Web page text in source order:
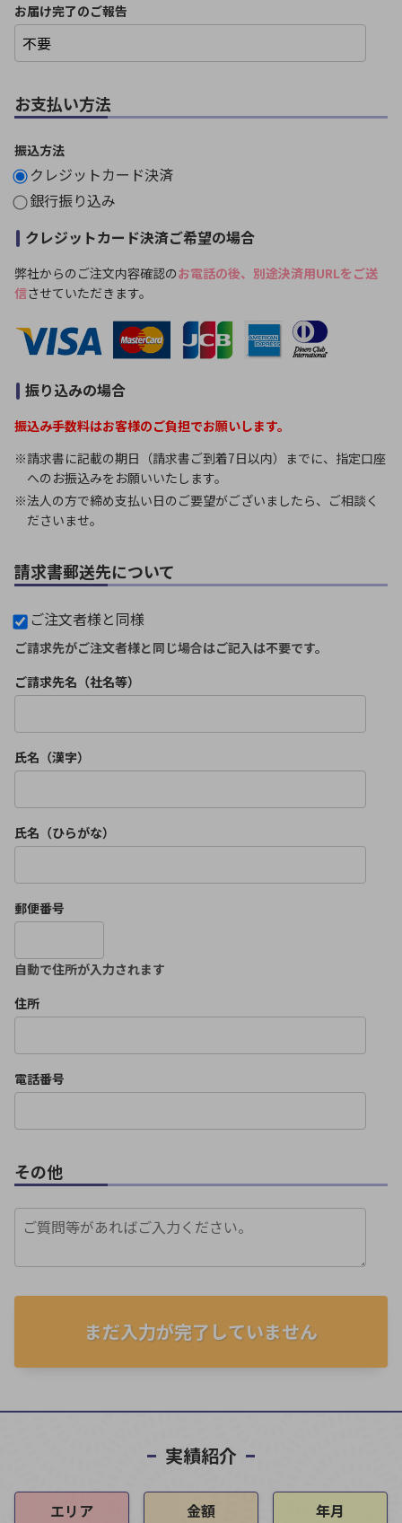
お届け完了のご報告
お支払い方法
振込方法
クレジットカード決済
銀行振り込み
クレジットカード決済ご希望の場合
弊社からのご注文内容確認のお電話の後、別途決済用URLをご送
信させていただきます。
振り込みの場合
振込み手数料はお客様のご負担でお願いします。
※請求書に記載の期日（請求書ご到着7日以内）までに、指定口座
へのお振込みをお願いいたします。
※法人の方で締め支払い日のご要望がございましたら、ご相談く
ださいませ。
請求書郵送先について
ご注文者様と同様
ご請求先がご注文者様と同じ場合はご記入は不要です。
ご請求先名（社名等）
氏名（漢字）
氏名（ひらがな）
郵便番号
自動で住所が入力されます
住所
電話番号
その他
まだ入力が完了していません
実績紹介
エリア 金額 年月